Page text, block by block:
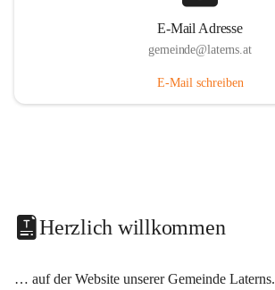
E-Mail Adresse
gemeinde@laterns.at
E-Mail schreiben
Herzlich willkommen
… auf der Website unserer Gemeinde Laterns.